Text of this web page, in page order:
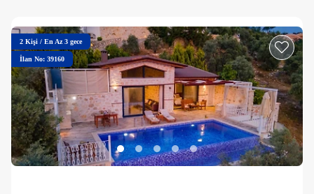
2 Kişi / En Az 3 gece
İlan No: 39160